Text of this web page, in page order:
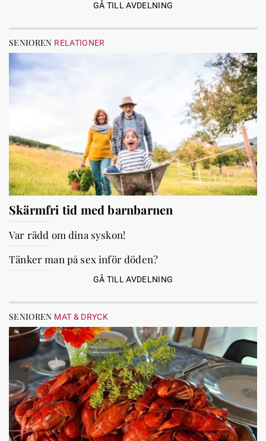
GÅ TILL AVDELNING
SENIOREN RELATIONER
Skärmfri tid med barnbarnen
Var rädd om dina syskon!
Tänker man på sex inför döden?
GÅ TILL AVDELNING
SENIOREN MAT & DRYCK